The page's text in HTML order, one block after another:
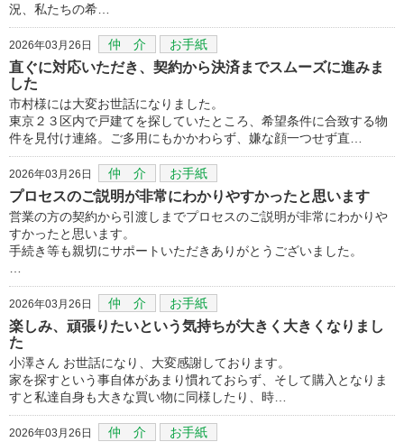
況、私たちの希…
2026年03月26日 仲 介 お手紙
直ぐに対応いただき、契約から決済までスムーズに進みま
した
市村様には大変お世話になりました。
東京２３区内で戸建てを探していたところ、希望条件に合致する物
件を見付け連絡。ご多用にもかかわらず、嫌な顔一つせず直…
2026年03月26日 仲 介 お手紙
プロセスのご説明が非常にわかりやすかったと思います
営業の方の契約から引渡しまでプロセスのご説明が非常にわかりや
すかったと思います。
手続き等も親切にサポートいただきありがとうございました。
2026年03月26日 仲 介 お手紙
楽しみ、頑張りたいという気持ちが大きく大きくなりまし
た
小澤さん お世話になり、大変感謝しております。
家を探すという事自体があまり慣れておらず、そして購入となりま
すと私達自身も大きな買い物に同様したり、時…
2026年03月26日 仲 介 お手紙